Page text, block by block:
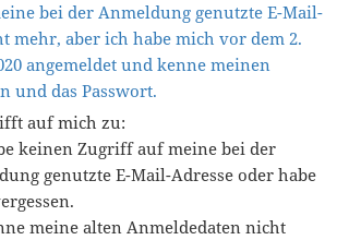
bei der Anmeldung genutzte E-Mail-
mehr, aber ich habe mich vor dem 2.
angemeldet und kenne meinen
und das Passwort.
auf mich zu:
keinen Zugriff auf meine bei der
genutzte E-Mail-Adresse oder habe
meine alten Anmeldedaten nicht